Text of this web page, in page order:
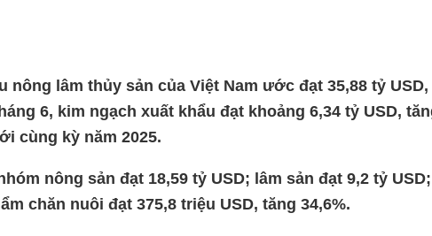
nông lâm thủy sản của Việt Nam ước đạt 35,88 tỷ USD,
6, kim ngạch xuất khẩu đạt khoảng 6,34 tỷ USD,
cùng kỳ năm 2025.
nông sản đạt 18,59 tỷ USD; lâm sản đạt 9,2 tỷ
chăn nuôi đạt 375,8 triệu USD, tăng 34,6%.